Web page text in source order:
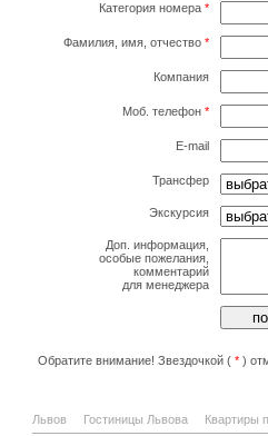
Категория номера *
Фамилия, имя, отчество *
Компания
Моб. телефон *
E-mail
Трансфер
Экскурсия
Доп. информация,
особые пожелания,
комментарий
для менеджера
Обратите внимание! Звездочкой ( *)
Львов Гостиницы Львова Квартиры